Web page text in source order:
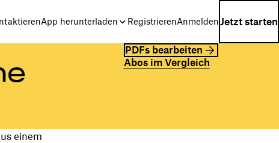
App herunterladen RegistrierenAnmeldenJetzt starten
PDFs bearbeiten
Abos im Vergleich
einem